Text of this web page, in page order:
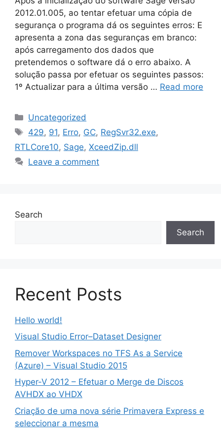
2012.01.005, ao tentar efetuar uma cópia de
segurança o programa dá os seguintes erros: E
apresenta a zona das seguranças em branco:
após carregamento dos dados que
pretendemos o software dá o erro abaixo. A
solução passa por efetuar os seguintes passos:
1º Actualizar para a última versão … Read more
Categories
Uncategorized
Tags
429, 91, Erro, GC, RegSvr32.exe,
RTLCore10, Sage, XceedZip.dll
Leave a comment
Search
Search
Recent Posts
Hello world!
Visual Studio Error–Dataset Designer
Remover Workspaces no TFS As a Service
(Azure) – Visual Studio 2015
Hyper-V 2012 – Efetuar o Merge de Discos
AVHDX ao VHDX
Criação de uma nova série Primavera Express e
seleccionar a mesma